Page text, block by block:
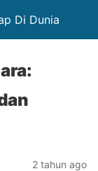
Di Dunia
2 tahun ago